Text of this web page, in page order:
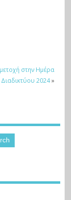
στην Ημέρα
2024»